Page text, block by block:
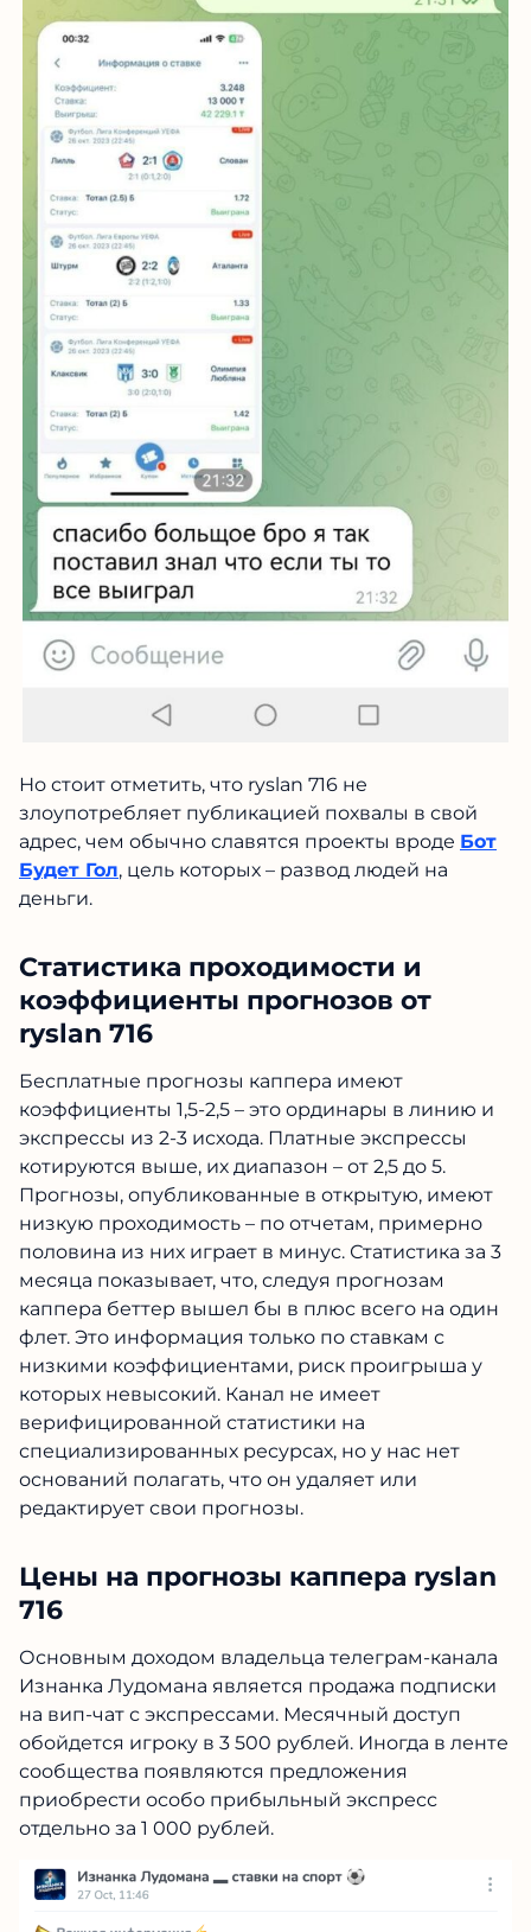
адрес, чем обычно славятся проекты вроде
Бот Будет Гол, цель которых – развод людей на
деньги.
коэффициенты прогнозов от
ryslan 716
Бесплатные прогнозы каппера имеют
и экспрессы из 2-3 исхода. Платные экспрессы
котируются выше, их диапазон – от 2,5 до 5.
Прогнозы, опубликованные в открытую,
имеют низкую проходимость – по отчетам,
примерно половина из них играет в минус.
Статистика за 3 месяца показывает, что, следуя
прогнозам каппера беттер вышел бы в плюс
всего на один флет. Это информация только по
ставкам с низкими коэффициентами, риск
проигрыша у которых невысокий. Канал не
имеет верифицированной статистики на
специализированных ресурсах, но у нас нет
оснований полагать, что он удаляет или
редактирует свои прогнозы.
ryslan 716
Основным доходом владельца телеграм-
подписки на вип-чат с экспрессами. Месячный
доступ обойдется игроку в 3 500 рублей.
Иногда в ленте сообщества появляются
предложения приобрести особо прибыльный
экспресс отдельно за 1 000 рублей.